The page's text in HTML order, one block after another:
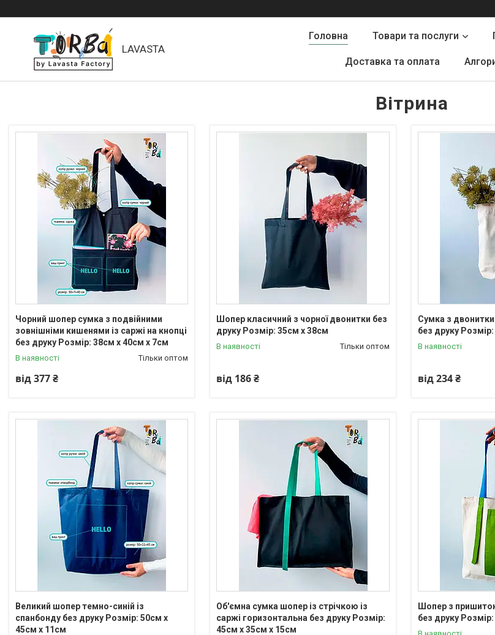
LAVASTA
Головна Товари та послуги
Доставка та оплата
Вітрина
Чорний шопер сумка з подвійними
зовнішніми кишенями із саржі на кнопці
без друку Розмір: 38см х 40см х 7см
В наявності Тільки оптом
від 377 ₴
Шопер класичний з чорної двонитки без
друку Розмір: 35см х 38см
В наявності Тільки оптом
від 186 ₴
Сумка з
без друку
В наявності
від 234 ₴
Великий шопер темно-синій із
спанбонду без друку Розмір: 50cм х
45см х 11см
Об'ємна сумка шопер із стрічкою із
саржі горизонтальна без друку Розмір:
45cм х 35см х 15см
Шопер з
без друку